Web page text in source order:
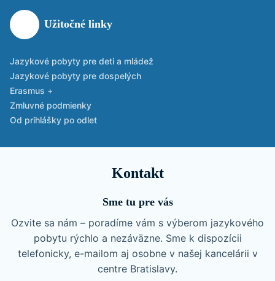
Užitočné linky
Jazykové pobyty pre deti a mládež
Jazykové pobyty pre dospelých
Erasmus +
Zmluvné podmienky
Od prihlášky po odlet
Kontakt
Sme tu pre vás
Ozvite sa nám – poradíme vám s výberom jazykového
pobytu rýchlo a nezáväzne. Sme k dispozícii
telefonicky, e-mailom aj osobne v našej kancelárii v
centre Bratislavy.